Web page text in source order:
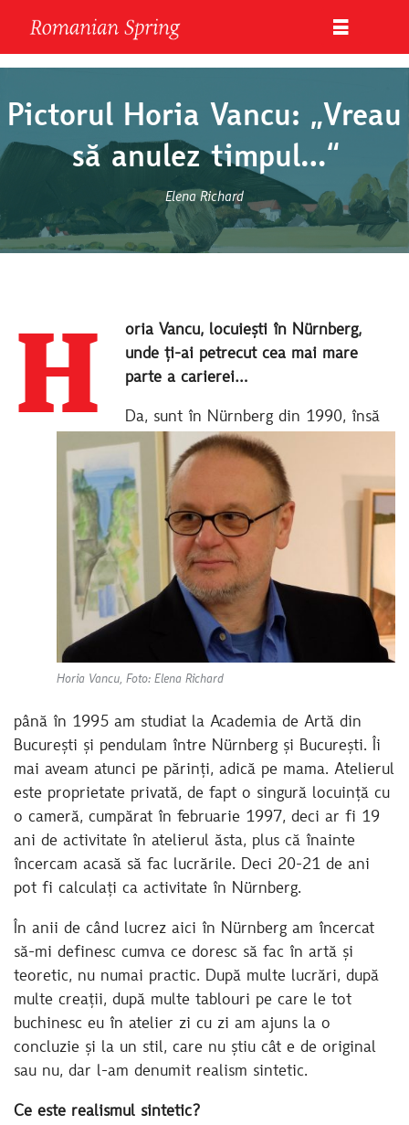
Pictorul Horia Vancu: „Vreau
să anulez timpul…“
Elena Richard
H
oria Vancu, locuiești în Nürnberg,
unde ți-ai petrecut cea mai mare
parte a carierei…
Horia Vancu, Foto: Elena Richard
Da, sunt în Nürnberg din 1990, însă
până în 1995 am studiat la Academia de Artă din
București și pendulam între Nürnberg și București. Îi
mai aveam atunci pe părinți, adică pe mama. Atelierul
este proprietate privată, de fapt o singură locuință cu
o cameră, cumpărat în februarie 1997, deci ar fi 19
ani de activitate în atelierul ăsta, plus că înainte
încercam acasă să fac lucrările. Deci 20-21 de ani
pot fi calculați ca activitate în Nürnberg.
În anii de când lucrez aici în Nürnberg am încercat
să-mi definesc cumva ce doresc să fac în artă și
teoretic, nu numai practic. După multe lucrări, după
multe creații, după multe tablouri pe care le tot
buchinesc eu în atelier zi cu zi am ajuns la o
concluzie și la un stil, care nu știu cât e de original
sau nu, dar l-am denumit realism sintetic.
Ce este realismul sintetic?